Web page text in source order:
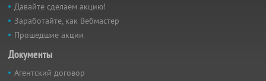
Давайте сделаем акцию!
Заработайте, как Вебмастер
Прошедшие акции
Документы
Агентский договор